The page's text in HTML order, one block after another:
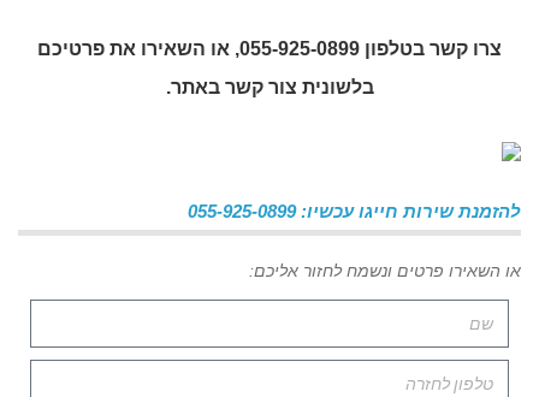
צרו קשר בטלפון 055-925-0899, או השאירו את פרטיכם
בלשונית צור קשר באתר.
להזמנת שירות חייגו עכשיו: 055-925-0899
או השאירו פרטים ונשמח לחזור אליכם: